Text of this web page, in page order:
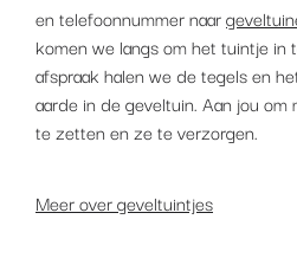
en telefoonnummer naar
komen we langs om het tuintje in
afspraak halen we de tegels en
aarde in de geveltuin. Aan jou
te zetten en ze te verzorgen.
Meer over geveltuintjes